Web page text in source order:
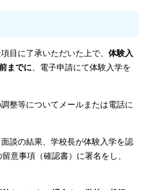
目に了承いただいた上で、 体験入
までに、電子申請にて体験入学を
整等についてメールまたは電話に
談の結果、学校長が体験入学を認
意事項（確認書）に署名をし、